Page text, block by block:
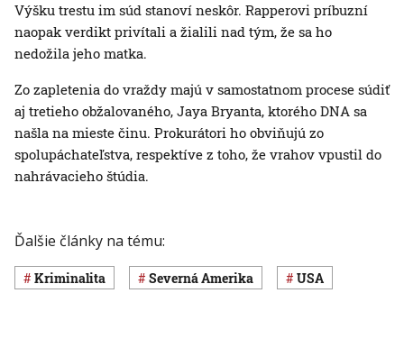
Výšku trestu im súd stanoví neskôr. Rapperovi príbuzní
naopak verdikt privítali a žialili nad tým, že sa ho
nedožila jeho matka.
Zo zapletenia do vraždy majú v samostatnom procese súdiť
aj tretieho obžalovaného, Jaya Bryanta, ktorého DNA sa
našla na mieste činu. Prokurátori ho obviňujú zo
spolupáchateľstva, respektíve z toho, že vrahov vpustil do
nahrávacieho štúdia.
Ďalšie články na tému:
Kriminalita Severná Amerika USA